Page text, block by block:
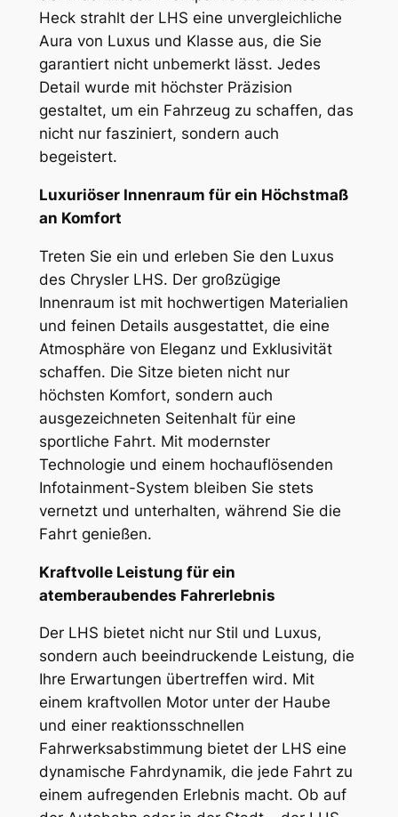
Heck strahlt der LHS eine unvergleichliche
Aura von Luxus und Klasse aus, die Sie
garantiert nicht unbemerkt lässt. Jedes
Detail wurde mit höchster Präzision
gestaltet, um ein Fahrzeug zu schaffen, das
nicht nur fasziniert, sondern auch
begeistert.
Luxuriöser Innenraum für ein Höchstmaß
an Komfort
Treten Sie ein und erleben Sie den Luxus
des Chrysler LHS. Der großzügige
Innenraum ist mit hochwertigen Materialien
und feinen Details ausgestattet, die eine
Atmosphäre von Eleganz und Exklusivität
schaffen. Die Sitze bieten nicht nur
höchsten Komfort, sondern auch
ausgezeichneten Seitenhalt für eine
sportliche Fahrt. Mit modernster
Technologie und einem hochauflösenden
Infotainment-System bleiben Sie stets
vernetzt und unterhalten, während Sie die
Fahrt genießen.
Kraftvolle Leistung für ein
atemberaubendes Fahrerlebnis
Der LHS bietet nicht nur Stil und Luxus,
sondern auch beeindruckende Leistung, die
Ihre Erwartungen übertreffen wird. Mit
einem kraftvollen Motor unter der Haube
und einer reaktionsschnellen
Fahrwerksabstimmung bietet der LHS eine
dynamische Fahrdynamik, die jede Fahrt zu
einem aufregenden Erlebnis macht. Ob auf